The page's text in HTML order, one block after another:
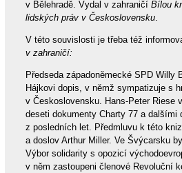
v Bělehradě. Vydal v zahraničí Bílou
lidských práv v Československu.
V této souvislosti je třeba též
v zahraničí:
Předseda západoněmecké SPD Willy
Hájkovi dopis, v němž sympatizuje s
v Československu. Hans-Peter Riese
deseti dokumenty Charty 77 a dalšími
z posledních let. Předmluvu k této
a doslov Arthur Miller. Ve Švýcarsku
Výbor solidarity s opozicí
v něm zastoupeni členové Revoluční